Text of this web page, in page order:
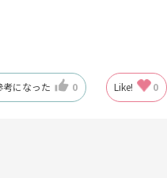
考になった 0 Like! 0